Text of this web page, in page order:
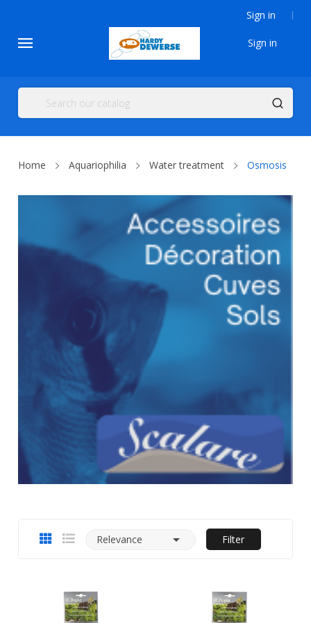
Sign in
Sign in
Home Aquariophilia Water treatment Osmosis
Relevance  Filter